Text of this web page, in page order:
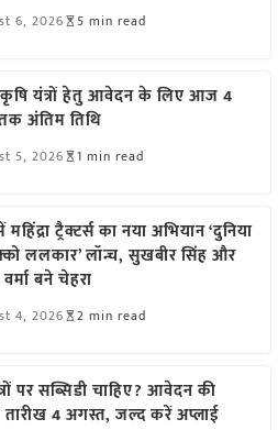
6, 2026 5 min read
कृषि यंत्रों हेतु आवेदन के लिए आज 4
अंतिम तिथि
5, 2026 1 min read
ट्रैक्टर्स का नया अभियान ‘दुनिया
ललकार’ लॉन्च, सुखबीर सिंह और
बने चेहरा
4, 2026 2 min read
पर सब्सिडी चाहिए? आवेदन की
4 अगस्त, जल्द करें अप्लाई